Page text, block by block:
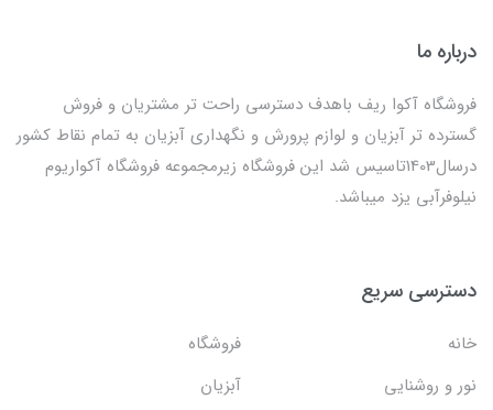
درباره ما
فروشگاه آکوا ریف باهدف دسترسی راحت تر مشتریان و فروش
گسترده تر آبزیان و لوازم پرورش و نگهداری آبزیان به تمام نقاط کشور
درسال1403تاسیس شد این فروشگاه زیرمجموعه فروشگاه آکواریوم
نیلوفرآبی یزد میباشد.
دسترسی سریع
خانه
فروشگاه
نور و روشنایی
آبزیان